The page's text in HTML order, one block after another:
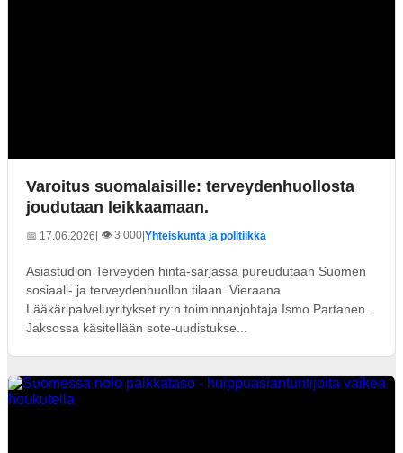
Varoitus suomalaisille: terveydenhuollosta
joudutaan leikkaamaan.
📅 17.06.2026| 👁️ 3 000 Yhteiskunta ja politiikka
Asiastudion Terveyden hinta-sarjassa pureudutaan Suomen
sosiaali- ja terveydenhuollon tilaan. Vieraana
Lääkäripalveluyritykset ry:n toiminnanjohtaja Ismo Partanen.
Jaksossa käsitellään sote-uudistukse...